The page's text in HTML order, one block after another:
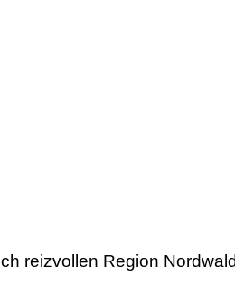
reizvollen Region